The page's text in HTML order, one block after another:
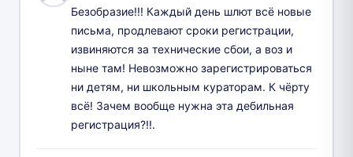
Безобразие!!! Каждый день шлют всё новые
письма, продлевают сроки регистрации,
извиняются за технические сбои, а воз и
ныне там! Невозможно зарегистрироваться
ни детям, ни школьным кураторам. К чёрту
всё! Зачем вообще нужна эта дебильная
регистрация?!!.